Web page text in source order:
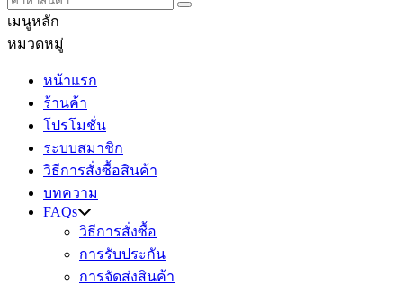
เมนูหลัก
หมวดหมู่
หน้าแรก
ร้านค้า
โปรโมชั่น
ระบบสมาชิก
วิธีการสั่งซื้อสินค้า
บทความ
FAQs
วิธีการสั่งซื้อ
การรับประกัน
การจัดส่งสินค้า